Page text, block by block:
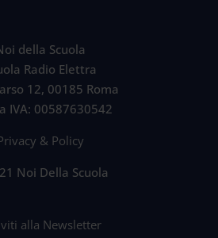
della Scuola
Radio Elettra
12, 00185 Roma
IVA: 00587630542
& Policy
Noi Della Scuola
alla Newsletter